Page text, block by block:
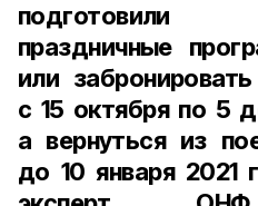
подготовили
праздничные
или
с 15 октябряпо 5
а вернуться из
до 10 января 2021